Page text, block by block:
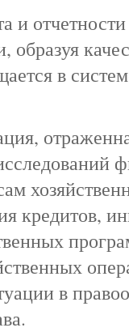
и
образуя
в
кредитов,
в